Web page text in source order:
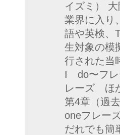
イズミ）
業界に入
語や英検、
生対象の模
行された当
I do〜フレ
レーズ ほ
第4章（過
oneフレー
だれでも簡